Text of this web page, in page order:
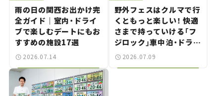
雨の日の関西お出かけ完
全ガイド｜室内・ドライ
ブで楽しむデートにもお
すすめの施設17選
2026.07.14
野外フェスはクルマで行
くともっと楽しい！ 快適
さまで持っていける「フ
ジロック」車中泊・ドライ
ブガイド。
2026.07.09